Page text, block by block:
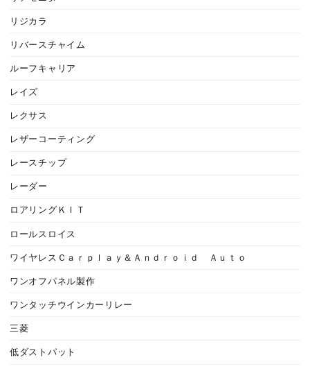
リジカラ
リバースチャイム
ルーフキャリア
レイズ
レクサス
レザーコーティング
レースチップ
レーダー
ロアリングＫＩＴ
ロールスロイス
ワイヤレスＣａｒｐｌａｙ＆Ａｎｄｒｏｉｄ Ａｕｔｏ
ワンオフパネル製作
ワンタッチウインカーリレー
三菱
低ダストパット